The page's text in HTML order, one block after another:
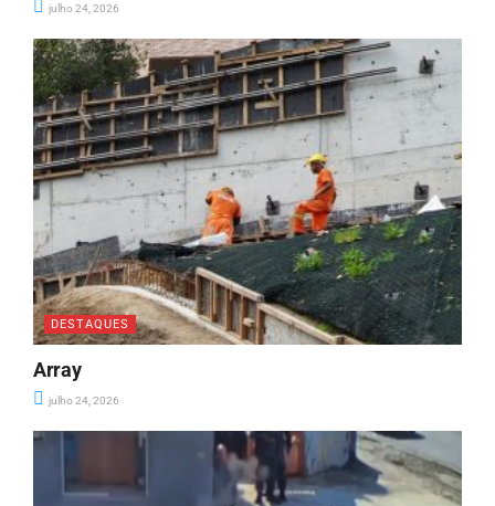
julho 24, 2026
DESTAQUES
Array
julho 24, 2026